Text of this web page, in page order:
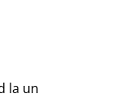
la un